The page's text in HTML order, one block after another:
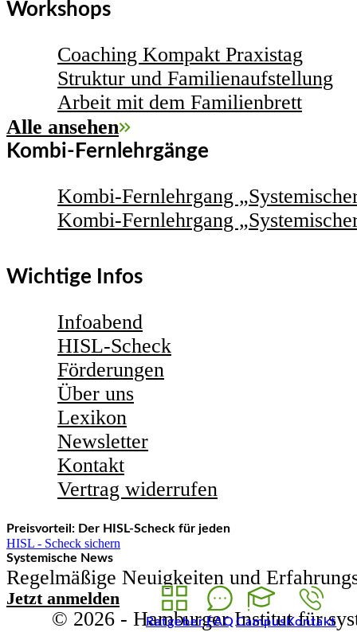
RatgeberFAQCampus Kontakt
Workshops
Coaching Kompakt Praxistag
Struktur und Familienaufstellung
Arbeit mit dem Familienbrett
Alle ansehen
Kombi-Fernlehrgänge
Kombi-Fernlehrgang
Kombi-Fernlehrgang
Wichtige Infos
Infoabend
HISL-Scheck
Förderungen
Über uns
Lexikon
Newsletter
Kontakt
Vertrag widerrufen
Preisvorteil: Der HISL-Scheck für jeden
HISL - Scheck sichern
Systemische News
Regelmäßige Neuigkeiten und
Jetzt anmelden
© 2026 - Hamburger Institut für